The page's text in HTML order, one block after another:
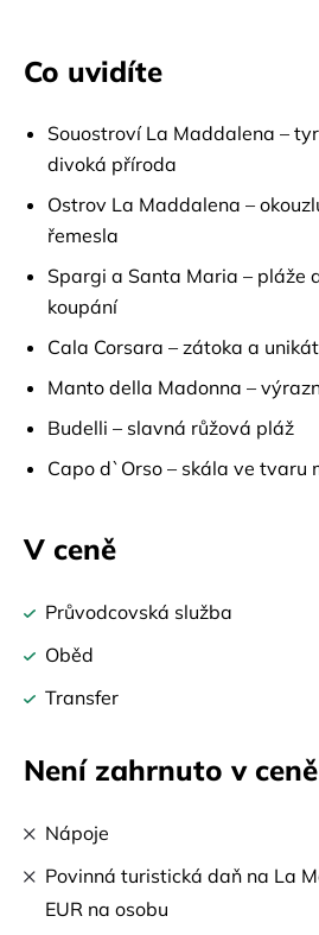
Co uvidíte
Souostroví La Maddalena –
divoká příroda
Ostrov La Maddalena –
řemesla
Spargi a Santa Maria – pláže
koupání
Cala Corsara – zátoka a
Manto della Madonna –
Budelli – slavná růžová pláž
Capo d`Orso – skála ve tvaru
V ceně
Průvodcovská služba
Oběd
Transfer
Není zahrnuto v ceně
Nápoje
Povinná turistická daň na La
EUR na osobu